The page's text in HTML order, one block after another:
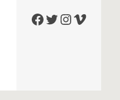
Facebook Twitter InstagramVimeo